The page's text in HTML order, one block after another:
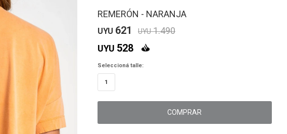
REMERÓN - NARANJA
UYU 621 UYU 1.490
UYU 528
Seleccioná talle:
1
COMPRAR